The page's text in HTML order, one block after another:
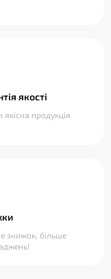
якості
якісна продукція
знижок, більше